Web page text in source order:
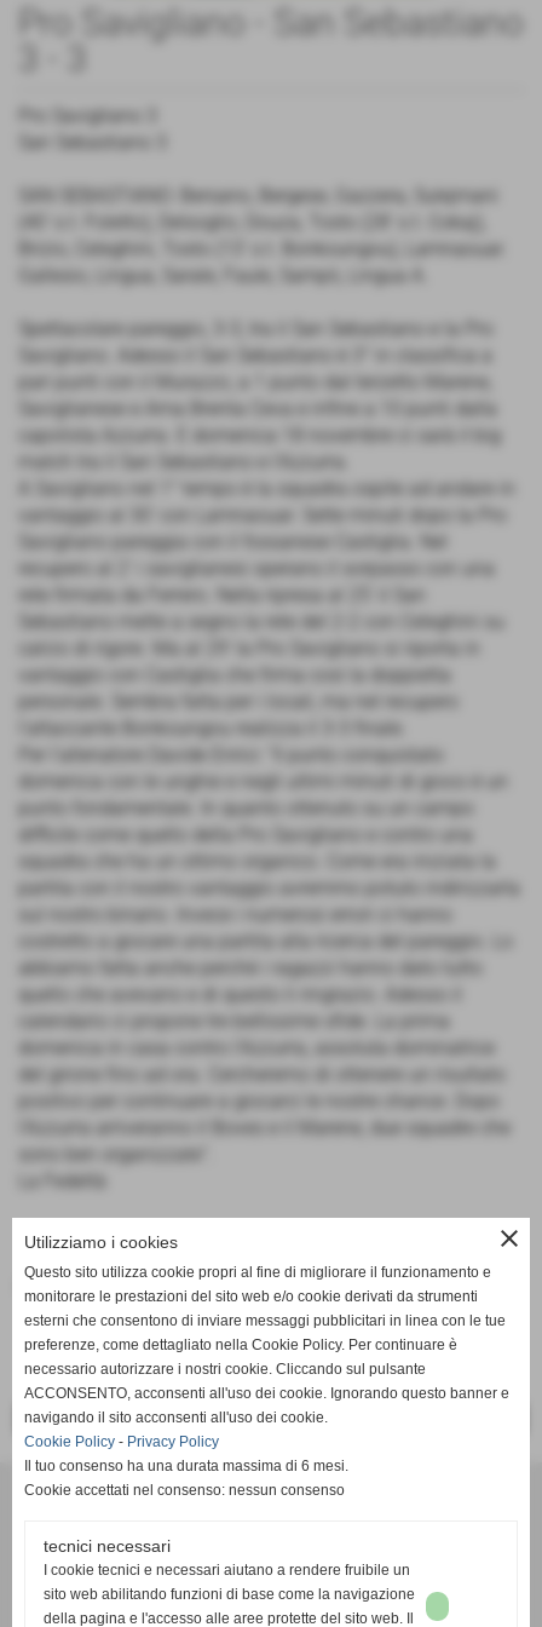
Pro Savigliano - San Sebastiano
SAN SEBASTIANO: Bersano, Bergese, Gazzera, Sulejmani
Brizio, Celeghini, Tosto (13’ s.t. Bonkoungou), Lamnaouar.
Gallesio, Lingua, Sarale, Faule, Sampò, Lingua A.
Spettacolare pareggio, 3-3, tra il San Sebastiano e la Pro
capolista Azzurra. E domenica 18 novembre ci sarà il big
A Savigliano nel 1° tempo è la squadra ospite ad andare in
vantaggio al 30’ con Lamnaouar. Sette minuti dopo la Pro
Savigliano pareggia con il fossanese Castiglia. Nel
Sebastiano mette a segno la rete del 2-2 con Celeghini su
calcio di rigore. Ma al 29’ la Pro Savigliano si riporta in
vantaggio con Castiglia che firma così la doppietta
personale. Sembra fatta per i locali, ma nel recupero
l’attaccante Bonkoungou realizza il 3-3 finale.
Per l’allenatore Davide Enrici: “Il punto conquistato
domenica con le unghie e negli ultimi minuti di gioco è un
punto fondamentale. In quanto ottenuto su un campo
difficile come quello della Pro Savigliano e contro una
squadra che ha un ottimo organico. Come era iniziata la
partita con il nostro vantaggio avremmo potuto indirizzarla
costretto a giocare una partita alla ricerca del pareggio. Lo
abbiamo fatta anche perchè i ragazzi hanno dato tutto
quello che avevano e di questo li ringrazio. Adesso il
l’Azzurra arriveranno il Boves e il Marene, due squadre che
sono ben organizzate”.
Fonte:La Fedeltà
<< PRECEDENTE
Via Campo Sportivo 3, San Sebastiano - 12045 Fossano
close
Utilizziamo i cookies
Questo sito utilizza cookie propri al fine di migliorare il funzionamento e
monitorare le prestazioni del sito web e/o cookie derivati da strumenti
esterni che consentono di inviare messaggi pubblicitari in linea con le tue
preferenze, come dettagliato nella Cookie Policy. Per continuare è
necessario autorizzare i nostri cookie. Cliccando sul pulsante
ACCONSENTO, acconsenti all'uso dei cookie. Ignorando questo banner e
navigando il sito acconsenti all'uso dei cookie.
Cookie Policy - Privacy Policy
Il tuo consenso ha una durata massima di 6 mesi.
Cookie accettati nel consenso: nessun consenso
tecnici necessari
I cookie tecnici e necessari aiutano a rendere fruibile un
sito web abilitando funzioni di base come la navigazione
della pagina e l'accesso alle aree protette del sito web. Il